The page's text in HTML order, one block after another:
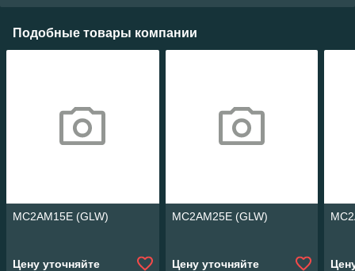
Подобные товары компании
MC2AM15E (GLW)
Цену уточняйте
MC2AM25E (GLW)
Цену уточняйте